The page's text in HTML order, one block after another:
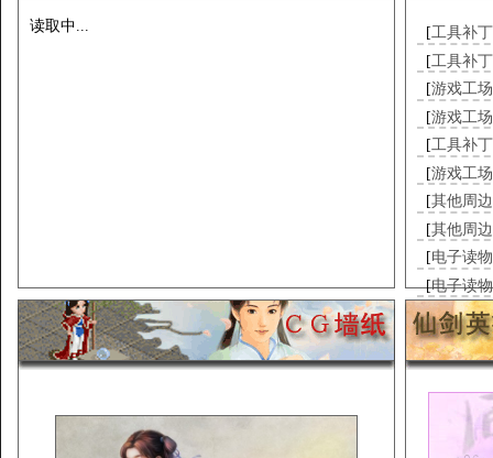
[工具补丁
[工具补丁
[游戏工场
[游戏工场
[工具补丁
[游戏工场
[其他周边
[其他周边
[电子读物
[电子读物
读取中...